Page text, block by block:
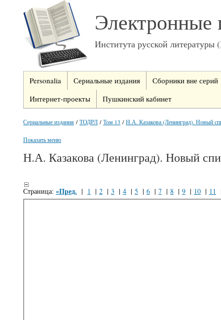
Электронные
Института русской
Personalia Сериальные издания
Сборники вне серий
Интернет-проекты
Пушкинский кабинет
Сериальные издания /ТОДРЛ /Том 13 /Н.А. Казакова (Ленинград). Новый
Показать меню
Н.А. Казакова (Ленинград). Новый
Страница: «Пред. | 1 | 2 | 3 | 4 | 5 | 6 | 7 | 8 | 9 | 10 | 11